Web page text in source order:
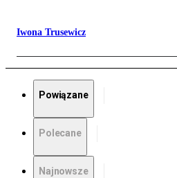
Iwona Trusewicz
Powiązane
Polecane
Najnowsze